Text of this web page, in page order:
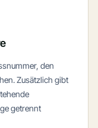
den
Zusätzlich gibt
getrennt